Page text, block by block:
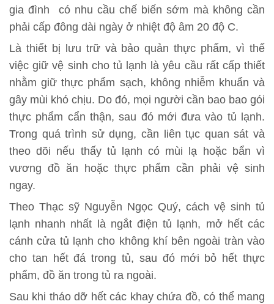
gia đình có nhu cầu chế biến sớm mà không cần
phải cấp đông dài ngày ở nhiệt độ âm 20 độ C.
Là thiết bị lưu trữ và bảo quản thực phẩm, vì thế
việc giữ vệ sinh cho tủ lạnh là yêu cầu rất cấp thiết
nhằm giữ thực phẩm sạch, không nhiễm khuẩn và
gây mùi khó chịu. Do đó, mọi người cần bao bao gói
thực phẩm cẩn thận, sau đó mới đưa vào tủ lạnh.
Trong quá trình sử dụng, cần liên tục quan sát và
theo dõi nếu thấy tủ lạnh có mùi lạ hoặc bẩn vì
vương đồ ăn hoặc thực phẩm cần phải vệ sinh
ngay.
Theo Thạc sỹ Nguyễn Ngọc Quý, cách vệ sinh tủ
lạnh nhanh nhất là ngắt điện tủ lạnh, mở hết các
cánh cửa tủ lạnh cho không khí bên ngoài tràn vào
cho tan hết đá trong tủ, sau đó mới bỏ hết thực
phẩm, đồ ăn trong tủ ra ngoài.
Sau khi tháo dỡ hết các khay chứa đồ, có thể mang